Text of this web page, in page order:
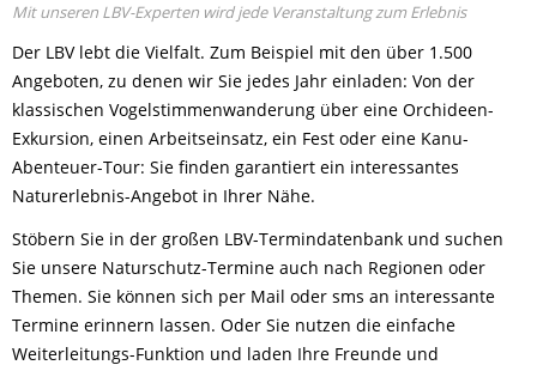
Mit unseren LBV-Experten wird jede Veranstaltung zum Erlebnis
Der LBV lebt die Vielfalt. Zum Beispiel mit den über 1.500
Angeboten, zu denen wir Sie jedes Jahr einladen: Von der
klassischen Vogelstimmenwanderung über eine Orchideen-
Exkursion, einen Arbeitseinsatz, ein Fest oder eine Kanu-
Abenteuer-Tour: Sie finden garantiert ein interessantes
Naturerlebnis-Angebot in Ihrer Nähe.
Stöbern Sie in der großen LBV-Termindatenbank und suchen
Sie unsere Naturschutz-Termine auch nach Regionen oder
Themen. Sie können sich per Mail oder sms an interessante
Termine erinnern lassen. Oder Sie nutzen die einfache
Weiterleitungs-Funktion und laden Ihre Freunde und